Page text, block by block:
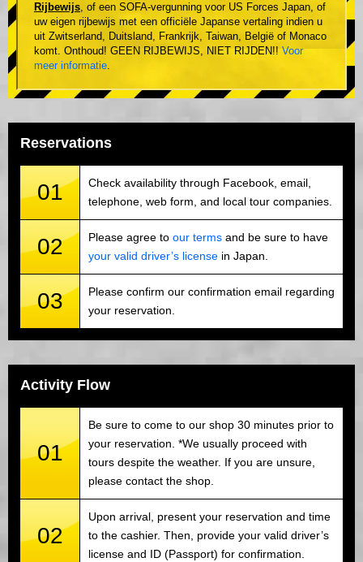
Rijbewijs, of een SOFA-vergunning voor US Forces Japan, of
uw eigen rijbewijs met een officiële Japanse vertaling indien u
uit Zwitserland, Duitsland, Frankrijk, Taiwan, België of Monaco
komt. Onthoud! GEEN RIJBEWIJS, NIET RIJDEN!! Voor
meer informatie.
Reservations
01
Check availability through Facebook, email,
telephone, web form, and local tour companies.
02 Please agree to our terms and be sure to have
your valid driver’s license in Japan.
03
Please confirm our confirmation email regarding
your reservation.
Activity Flow
01
Be sure to come to our shop 30 minutes prior to
your reservation. *We usually proceed with
tours despite the weather. If you are unsure,
please contact the shop.
02
Upon arrival, present your reservation and time
to the cashier. Then, provide your valid driver’s
license and ID (Passport) for confirmation.